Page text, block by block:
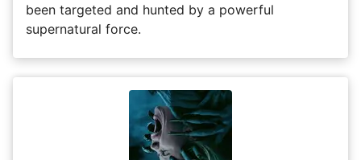
been targeted and hunted by a powerful
supernatural force.